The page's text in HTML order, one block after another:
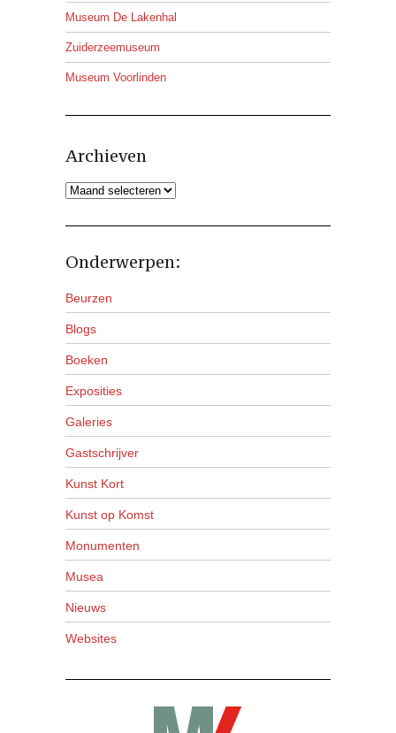
Museum De Lakenhal
Zuiderzeemuseum
Museum Voorlinden
Archieven
Archieven
Onderwerpen:
Beurzen
Blogs
Boeken
Exposities
Galeries
Gastschrijver
Kunst Kort
Kunst op Komst
Monumenten
Musea
Nieuws
Websites